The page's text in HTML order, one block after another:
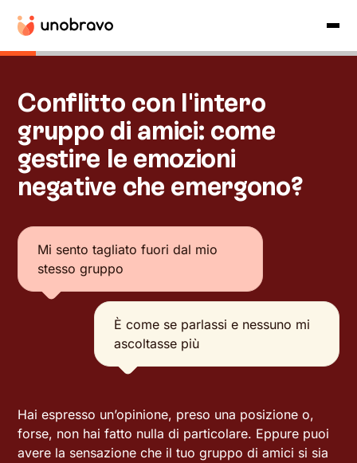
Conflitto con l'intero
gruppo di amici: come
gestire le emozioni
negative che emergono?
Mi sento tagliato fuori dal mio
stesso gruppo
È come se parlassi e nessuno mi
ascoltasse più
Hai espresso un’opinione, preso una posizione o,
forse, non hai fatto nulla di particolare. Eppure puoi
avere la sensazione che il tuo gruppo di amici si sia